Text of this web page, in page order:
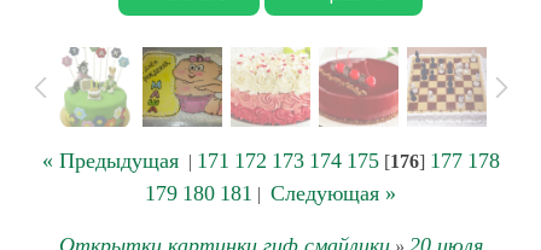
« Предыдущая| 171 172 173 174 175[176] 177 178
179 180 181 | Следующая »